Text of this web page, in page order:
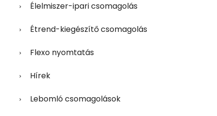
Élelmiszer-ipari csomagolás
Étrend-kiegészítő csomagolás
Flexo nyomtatás
Hírek
Lebomló csomagolások